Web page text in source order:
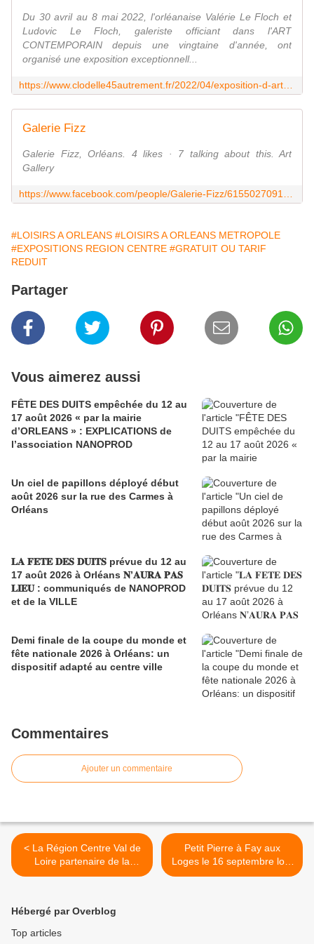
Du 30 avril au 8 mai 2022, l'orléanaise Valérie Le Floch et
Ludovic Le Floch, galeriste officiant dans l'ART
CONTEMPORAIN depuis une vingtaine d'année, ont
organisé une exposition exceptionnell...
Galerie Fizz
Galerie Fizz, Orléans. 4 likes · 7 talking about this. Art
Gallery
#LOISIRS A ORLEANS #LOISIRS A ORLEANS METROPOLE
#EXPOSITIONS REGION CENTRE #GRATUIT OU TARIF
REDUIT
Partager
Vous aimerez aussi
FÊTE DES DUITS empêchée du 12 au
17 août 2026 « par la mairie
d’ORLEANS » : EXPLICATIONS de
l’association NANOPROD
Un ciel de papillons déployé début
août 2026 sur la rue des Carmes à
Orléans
𝐋𝐀 𝐅𝐄𝐓𝐄 𝐃𝐄𝐒 𝐃𝐔𝐈𝐓𝐒 prévue du 12 au
17 août 2026 à Orléans 𝐍’𝐀𝐔𝐑𝐀 𝐏𝐀𝐒
𝐋𝐈𝐄𝐔 : communiqués de NANOPROD
et de la VILLE
Demi finale de la coupe du monde et
fête nationale 2026 à Orléans: un
dispositif adapté au centre ville
Commentaires
Ajouter un commentaire
< La Région Centre Val de
Loire partenaire de la
RUGBY HERITAGE CUP,
Petit Pierre à Fay aux
Loges le 16 septembre lors
des Journées du Patrimoine
Hébergé par Overblog
Top articles